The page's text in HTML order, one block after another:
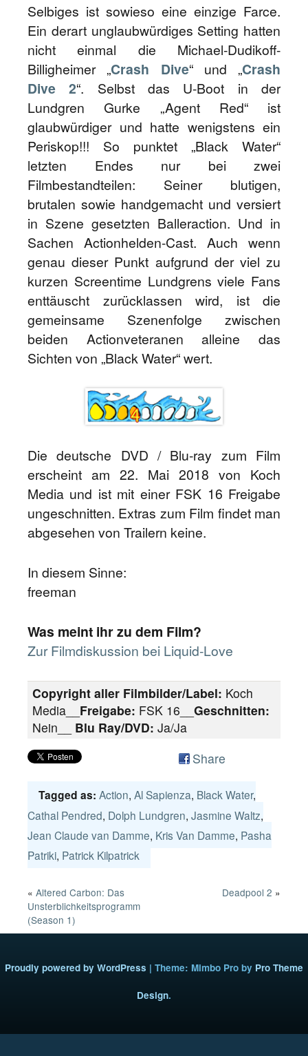
Selbiges ist sowieso eine einzige Farce.
Ein derart unglaubwürdiges Setting hatten
nicht einmal die Michael-Dudikoff-
Billigheimer „Crash Dive“ und „Crash
Dive 2“. Selbst das U-Boot in der
Lundgren Gurke „Agent Red“ ist
glaubwürdiger und hatte wenigstens ein
Periskop!!! So punktet „Black Water“
letzten Endes nur bei zwei
Filmbestandteilen: Seiner blutigen,
brutalen sowie handgemacht und versiert
in Szene gesetzten Balleraction. Und in
Sachen Actionhelden-Cast. Auch wenn
genau dieser Punkt aufgrund der viel zu
kurzen Screentime Lundgrens viele Fans
enttäuscht zurücklassen wird, ist die
gemeinsame Szenenfolge zwischen
beiden Actionveteranen alleine das
Sichten von „Black Water“ wert.
Die deutsche DVD / Blu-ray zum Film
erscheint am 22. Mai 2018 von Koch
Media und ist mit einer FSK 16 Freigabe
ungeschnitten. Extras zum Film findet man
abgesehen von Trailern keine.
In diesem Sinne:
freeman
Was meint ihr zu dem Film?
Zur Filmdiskussion bei Liquid-Love
Copyright aller Filmbilder/Label: Koch
Media__ Freigabe: FSK 16__ Geschnitten:
Nein__
Blu Ray/DVD: Ja/Ja
Share
Tagged as: Action, Al Sapienza, Black Water,
Cathal Pendred, Dolph Lundgren, Jasmine Waltz,
Jean Claude van Damme, Kris Van Damme, Pasha
Patriki, Patrick Kilpatrick
« Altered Carbon: Das
Unsterblichkeitsprogramm
(Season 1)
Deadpool 2 »
Proudly powered by WordPress | Theme: Mimbo Pro by Pro Theme
Design.